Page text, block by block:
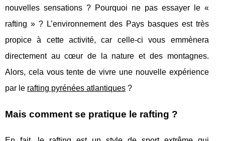
nouvelles sensations ? Pourquoi ne pas essayer le «
rafting » ? L’environnement des Pays basques est très
propice à cette activité, car celle-ci vous emmènera
directement au cœur de la nature et des montagnes.
Alors, cela vous tente de vivre une nouvelle expérience
par le rafting pyrénées atlantiques ?
Mais comment se pratique le rafting ?